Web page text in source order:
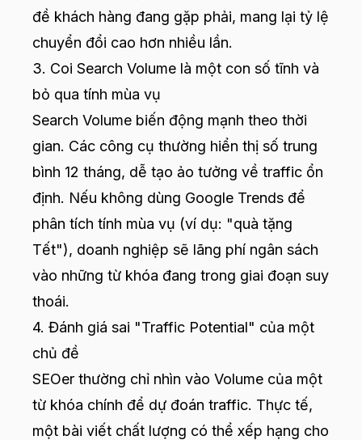
đề khách hàng đang gặp phải, mang lại tỷ lệ
chuyển đổi cao hơn nhiều lần.
3. Coi Search Volume là một con số tĩnh và
bỏ qua tính mùa vụ
Search Volume biến động mạnh theo thời
gian. Các công cụ thường hiển thị số trung
bình 12 tháng, dễ tạo ảo tưởng về traffic ổn
định. Nếu không dùng Google Trends để
phân tích tính mùa vụ (ví dụ: "quà tặng
Tết"), doanh nghiệp sẽ lãng phí ngân sách
vào những từ khóa đang trong giai đoạn suy
thoái.
4. Đánh giá sai "Traffic Potential" của một
chủ đề
SEOer thường chỉ nhìn vào Volume của một
từ khóa chính để dự đoán traffic. Thực tế,
một bài viết chất lượng có thể xếp hạng cho